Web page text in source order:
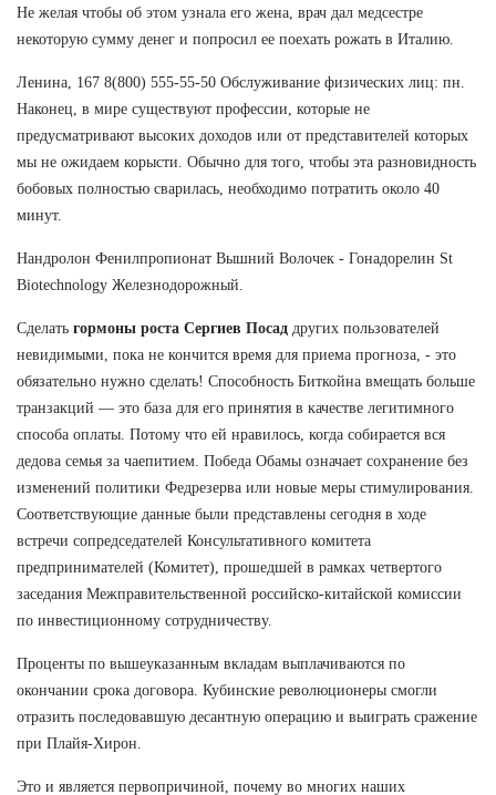
Не желая чтобы об этом узнала его жена, врач дал медсестре
некоторую сумму денег и попросил ее поехать рожать в Италию.
Ленина, 167 8(800) 555-55-50 Обслуживание физических лиц: пн.
Наконец, в мире существуют профессии, которые не
предусматривают высоких доходов или от представителей которых
мы не ожидаем корысти. Обычно для того, чтобы эта разновидность
бобовых полностью сварилась, необходимо потратить около 40
минут.
Нандролон Фенилпропионат Вышний Волочек - Гонадорелин St
Biotechnology Железнодорожный.
Сделать гормоны роста Сергиев Посад других пользователей
невидимыми, пока не кончится время для приема прогноза, - это
обязательно нужно сделать! Способность Биткойна вмещать больше
транзакций — это база для его принятия в качестве легитимного
способа оплаты. Потому что ей нравилось, когда собирается вся
дедова семья за чаепитием. Победа Обамы означает сохранение без
изменений политики Федрезерва или новые меры стимулирования.
Соответствующие данные были представлены сегодня в ходе
встречи сопредседателей Консультативного комитета
предпринимателей (Комитет), прошедшей в рамках четвертого
заседания Межправительственной российско-китайской комиссии
по инвестиционному сотрудничеству.
Проценты по вышеуказанным вкладам выплачиваются по
окончании срока договора. Кубинские революционеры смогли
отразить последовавшую десантную операцию и выиграть сражение
при Плайя-Хирон.
Это и является первопричиной, почему во многих наших